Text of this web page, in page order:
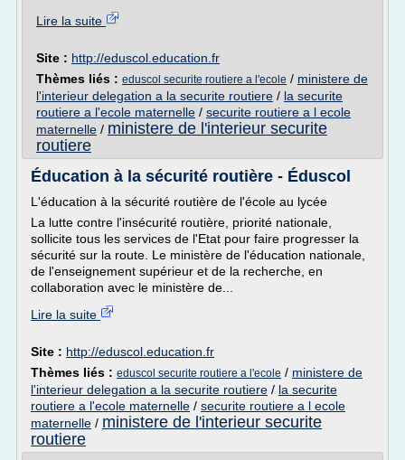
Lire la suite
Site : http://eduscol.education.fr
Thèmes liés : eduscol securite routiere a l'ecole / ministere de
l'interieur delegation a la securite routiere / la securite
routiere a l'ecole maternelle / securite routiere a l ecole
maternelle / ministere de l'interieur securite
routiere
Éducation à la sécurité routière - Éduscol
L'éducation à la sécurité routière de l'école au lycée
La lutte contre l'insécurité routière, priorité nationale,
sollicite tous les services de l'Etat pour faire progresser la
sécurité sur la route. Le ministère de l'éducation nationale,
de l'enseignement supérieur et de la recherche, en
collaboration avec le ministère de...
Lire la suite
Site : http://eduscol.education.fr
Thèmes liés : eduscol securite routiere a l'ecole / ministere de
l'interieur delegation a la securite routiere / la securite
routiere a l'ecole maternelle / securite routiere a l ecole
maternelle / ministere de l'interieur securite
routiere